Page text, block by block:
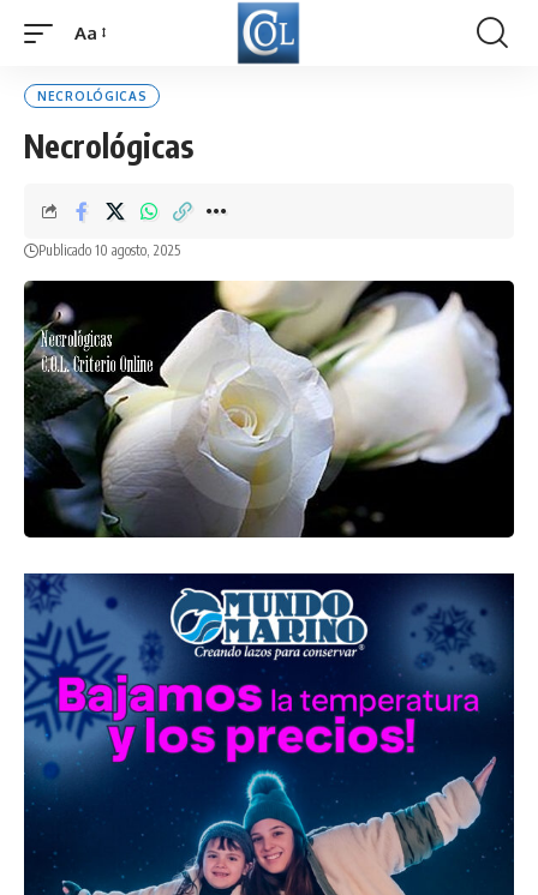
Font
Aa
NECROLÓGICAS
Necrológicas
Publicado 10 agosto, 2025